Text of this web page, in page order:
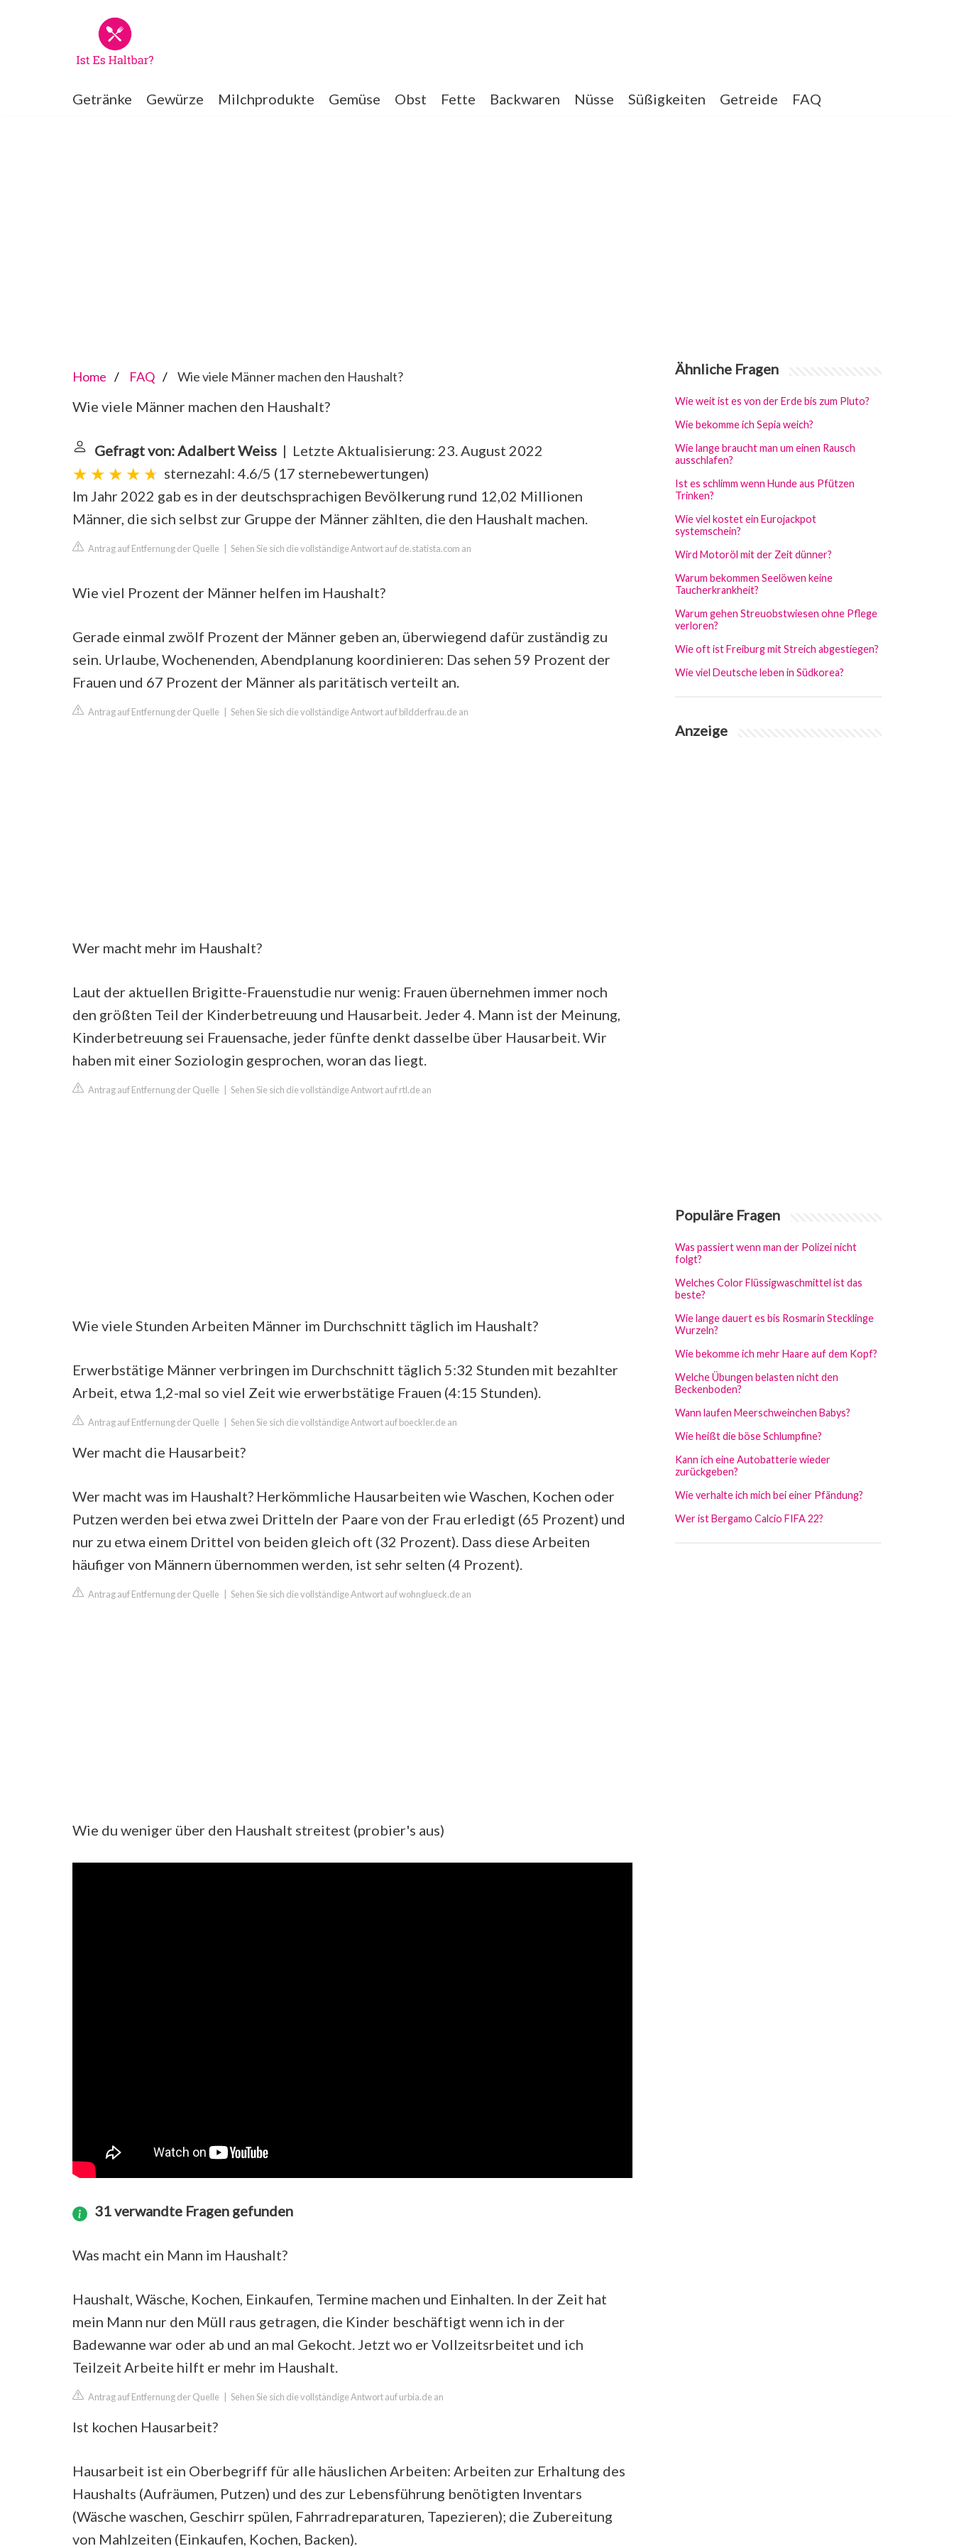
Getränke Gewürze Milchprodukte Gemüse Obst Fette Backwaren Nüsse Süßigkeiten Getreide FAQ
Home FAQ Wie viele Männer machen den Haushalt?
Wie viele Männer machen den Haushalt?
Gefragt von: Adalbert Weiss | Letzte Aktualisierung: 23. August 2022
sternezahl: 4.6/5 (17 sternebewertungen)
Im Jahr 2022 gab es in der deutschsprachigen Bevölkerung rund 12,02 Millionen
Männer, die sich selbst zur Gruppe der Männer zählten, die den Haushalt machen.
Antrag auf Entfernung der Quelle Sehen Sie sich die vollständige Antwort auf de.statista.com an
Wie viel Prozent der Männer helfen im Haushalt?
Gerade einmal zwölf Prozent der Männer geben an, überwiegend dafür zuständig zu
sein. Urlaube, Wochenenden, Abendplanung koordinieren: Das sehen 59 Prozent der
Frauen und 67 Prozent der Männer als paritätisch verteilt an.
Antrag auf Entfernung der Quelle Sehen Sie sich die vollständige Antwort auf bildderfrau.de an
Wer macht mehr im Haushalt?
Laut der aktuellen Brigitte-Frauenstudie nur wenig: Frauen übernehmen immer noch
den größten Teil der Kinderbetreuung und Hausarbeit. Jeder 4. Mann ist der Meinung,
Kinderbetreuung sei Frauensache, jeder fünfte denkt dasselbe über Hausarbeit. Wir
haben mit einer Soziologin gesprochen, woran das liegt.
Antrag auf Entfernung der Quelle Sehen Sie sich die vollständige Antwort auf rtl.de an
Wie viele Stunden Arbeiten Männer im Durchschnitt täglich im Haushalt?
Erwerbstätige Männer verbringen im Durchschnitt täglich 5:32 Stunden mit bezahlter
Arbeit, etwa 1,2-mal so viel Zeit wie erwerbstätige Frauen (4:15 Stunden).
Antrag auf Entfernung der Quelle Sehen Sie sich die vollständige Antwort auf boeckler.de an
Wer macht die Hausarbeit?
Wer macht was im Haushalt? Herkömmliche Hausarbeiten wie Waschen, Kochen oder
Putzen werden bei etwa zwei Dritteln der Paare von der Frau erledigt (65 Prozent) und
nur zu etwa einem Drittel von beiden gleich oft (32 Prozent). Dass diese Arbeiten
häufiger von Männern übernommen werden, ist sehr selten (4 Prozent).
Antrag auf Entfernung der Quelle Sehen Sie sich die vollständige Antwort auf wohnglueck.de an
Wie du weniger über den Haushalt streitest (probier's aus)
31 verwandte Fragen gefunden
Was macht ein Mann im Haushalt?
Haushalt, Wäsche, Kochen, Einkaufen, Termine machen und Einhalten. In der Zeit hat
mein Mann nur den Müll raus getragen, die Kinder beschäftigt wenn ich in der
Badewanne war oder ab und an mal Gekocht. Jetzt wo er Vollzeitsrbeitet und ich
Teilzeit Arbeite hilft er mehr im Haushalt.
Antrag auf Entfernung der Quelle Sehen Sie sich die vollständige Antwort auf urbia.de an
Ist kochen Hausarbeit?
Hausarbeit ist ein Oberbegriff für alle häuslichen Arbeiten: Arbeiten zur Erhaltung des
Haushalts (Aufräumen, Putzen) und des zur Lebensführung benötigten Inventars
(Wäsche waschen, Geschirr spülen, Fahrradreparaturen, Tapezieren); die Zubereitung
von Mahlzeiten (Einkaufen, Kochen, Backen).
Ähnliche Fragen
Wie weit ist es von der Erde bis zum Pluto?
Wie bekomme ich Sepia weich?
Wie lange braucht man um einen Rausch
ausschlafen?
Ist es schlimm wenn Hunde aus Pfützen
Trinken?
Wie viel kostet ein Eurojackpot
systemschein?
Wird Motoröl mit der Zeit dünner?
Warum bekommen Seelöwen keine
Taucherkrankheit?
Warum gehen Streuobstwiesen ohne Pflege
verloren?
Wie oft ist Freiburg mit Streich abgestiegen?
Wie viel Deutsche leben in Südkorea?
Anzeige
Populäre Fragen
Was passiert wenn man der Polizei nicht
folgt?
Welches Color Flüssigwaschmittel ist das
beste?
Wie lange dauert es bis Rosmarin Stecklinge
Wurzeln?
Wie bekomme ich mehr Haare auf dem Kopf?
Welche Übungen belasten nicht den
Beckenboden?
Wann laufen Meerschweinchen Babys?
Wie heißt die böse Schlumpfine?
Kann ich eine Autobatterie wieder
zurückgeben?
Wie verhalte ich mich bei einer Pfändung?
Wer ist Bergamo Calcio FIFA 22?